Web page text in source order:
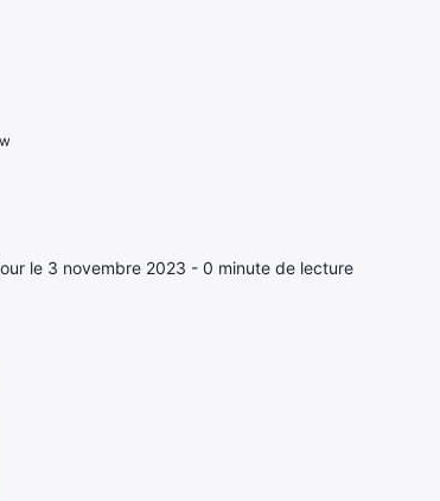
le 3 novembre 2023 - 0 minute de lecture